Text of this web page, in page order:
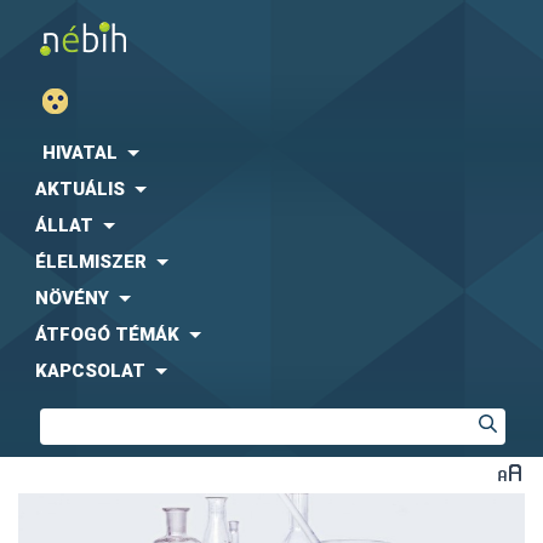
HIVATAL
AKTUÁLIS
ÁLLAT
ÉLELMISZER
NÖVÉNY
ÁTFOGÓ TÉMÁK
KAPCSOLAT